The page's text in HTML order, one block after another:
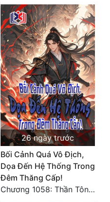
26 ngày trước
Bối Cảnh Quá Vô Địch,
Dọa Đến Hệ Thống Trong
Đêm Thăng Cấp!
Chương 1058: Thần Tôn vây giết, một kiếm bêu đầu, liều mạng một lần!